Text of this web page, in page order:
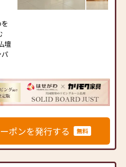
壇
チ
ル
ポンを発行する 無料